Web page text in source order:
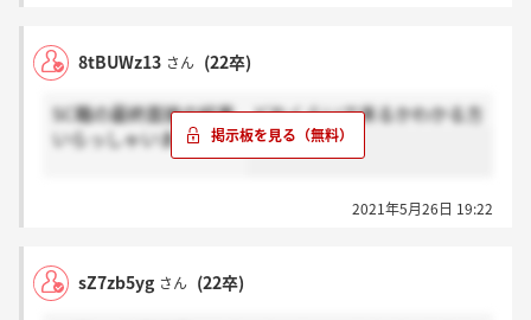
8tBUWz13 さん (22卒)
SC職の最終面接の結果、どれくらいで来るかわかる方
いらっしゃいますか…？
2021年5月26日 19:22
sZ7zb5yg さん (22卒)